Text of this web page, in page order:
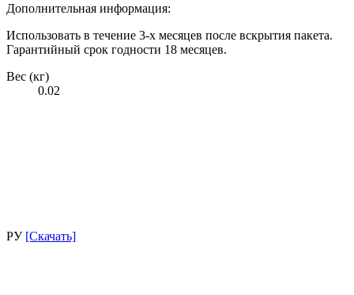
Дополнительная информация:
Использовать в течение 3-х месяцев после вскрытия пакета.
Гарантийный срок годности 18 месяцев.
Вес (кг)
0.02
РУ [Скачать]